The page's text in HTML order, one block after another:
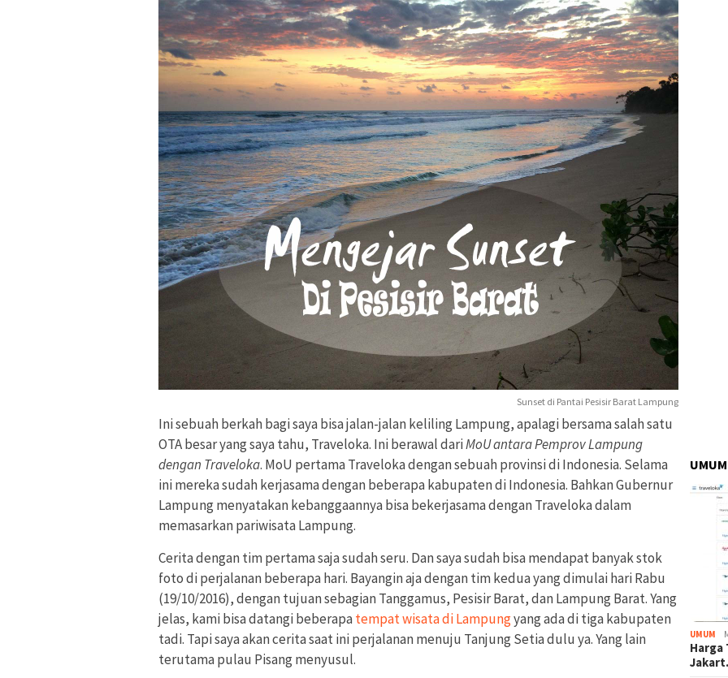
Sunset di Pantai Pesisir Barat Lampung
Ini sebuah berkah bagi saya bisa jalan-jalan keliling Lampung, apalagi bersama salah satu
OTA besar yang saya tahu, Traveloka. Ini berawal dariMoU antara Pemprov Lampung
dengan Traveloka. MoU pertama Traveloka dengan sebuah provinsi di Indonesia. Selama
ini mereka sudah kerjasama dengan beberapa kabupaten di Indonesia. Bahkan Gubernur
Lampung menyatakan kebanggaannya bisa bekerjasama dengan Traveloka dalam
memasarkan pariwisata Lampung.
Cerita dengan tim pertama saja sudah seru. Dan saya sudah bisa mendapat banyak stok
foto di perjalanan beberapa hari. Bayangin aja dengan tim kedua yang dimulai hari Rabu
(19/10/2016), dengan tujuan sebagian Tanggamus, Pesisir Barat, dan Lampung Barat. Yang
jelas, kami bisa datangi beberapatempat wisata di Lampungyang ada di tiga kabupaten
tadi. Tapi saya akan cerita saat ini perjalanan menuju Tanjung Setia dulu ya. Yang lain
terutama pulau Pisang menyusul.
UMUM
UMUM
Harga